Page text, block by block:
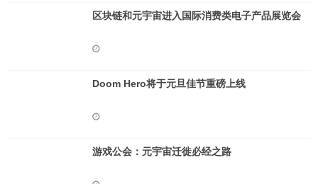
区块链和元宇宙进入国际消费类电子产品展览会
Doom Hero将于元旦佳节重磅上线
游戏公会：元宇宙迁徙必经之路